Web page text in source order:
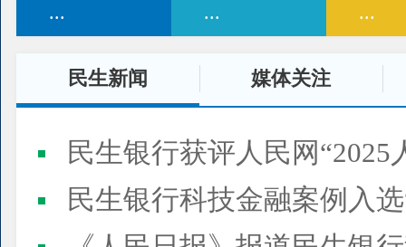
...
...
...
民生新闻 媒体关注
民生银行获评人民网“2025
民生银行科技金融案例入选“2025人民